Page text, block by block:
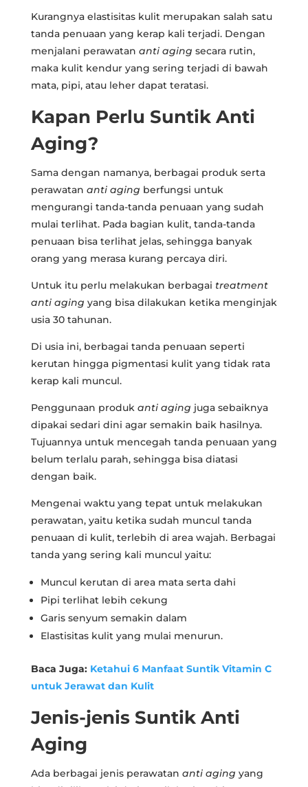
Kurangnya elastisitas kulit merupakan salah satu
tanda penuaan yang kerap kali terjadi. Dengan
menjalani perawatan anti aging secara rutin,
maka kulit kendur yang sering terjadi di bawah
mata, pipi, atau leher dapat teratasi.
Kapan Perlu Suntik Anti
Aging?
Sama dengan namanya, berbagai produk serta
perawatan anti aging berfungsi untuk
mengurangi tanda-tanda penuaan yang sudah
mulai terlihat. Pada bagian kulit, tanda-tanda
penuaan bisa terlihat jelas, sehingga banyak
orang yang merasa kurang percaya diri.
Untuk itu perlu melakukan berbagai treatment
anti aging yang bisa dilakukan ketika menginjak
usia 30 tahunan.
Di usia ini, berbagai tanda penuaan seperti
kerutan hingga pigmentasi kulit yang tidak rata
kerap kali muncul.
Penggunaan produk anti aging juga sebaiknya
dipakai sedari dini agar semakin baik hasilnya.
Tujuannya untuk mencegah tanda penuaan yang
belum terlalu parah, sehingga bisa diatasi
dengan baik.
Mengenai waktu yang tepat untuk melakukan
perawatan, yaitu ketika sudah muncul tanda
penuaan di kulit, terlebih di area wajah. Berbagai
tanda yang sering kali muncul yaitu:
Muncul kerutan di area mata serta dahi
Pipi terlihat lebih cekung
Garis senyum semakin dalam
Elastisitas kulit yang mulai menurun.
Baca Juga: Ketahui 6 Manfaat Suntik Vitamin C
untuk Jerawat dan Kulit
Jenis-jenis Suntik Anti
Aging
Ada berbagai jenis perawatan anti aging yang